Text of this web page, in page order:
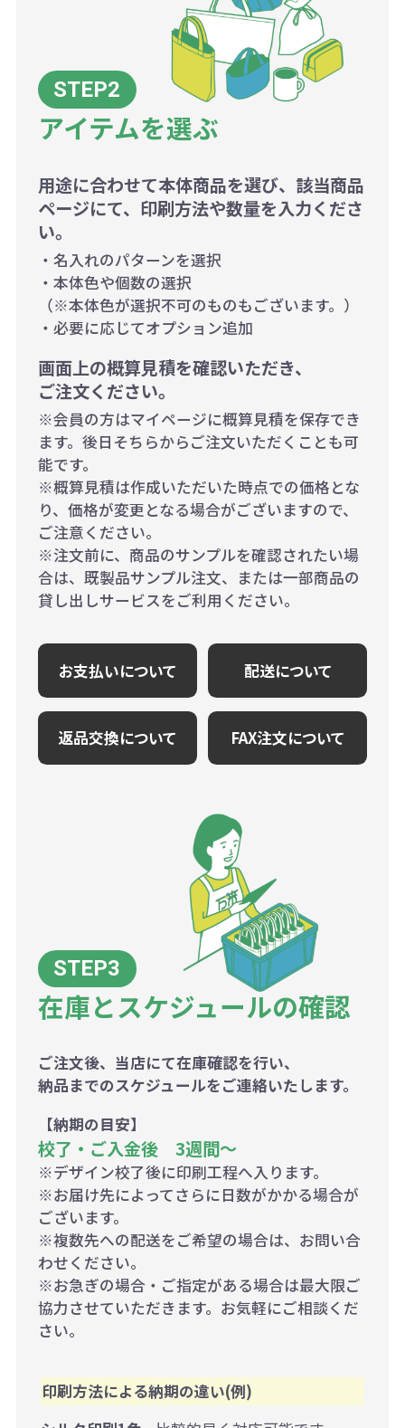
アイテムを選ぶ
用途に合わせて本体商品を選び、該当商品
ページにて、印刷方法や数量を入力くださ
い。
・名入れのパターンを選択
・本体色や個数の選択
（※本体色が選択不可のものもございます。）
・必要に応じてオプション追加
画面上の概算見積を確認いただき、
ご注文ください。
※会員の方はマイページに概算見積を保存でき
ます。後日そちらからご注文いただくことも可
能です。
※概算見積は作成いただいた時点での価格とな
り、価格が変更となる場合がございますので、
ご注意ください。
※注文前に、商品のサンプルを確認されたい場
合は、既製品サンプル注文、または一部商品の
貸し出しサービスをご利用ください。
お支払いについて 配送について
返品交換について FAX注文について
在庫とスケジュールの確認
ご注文後、当店にて在庫確認を行い、
納品までのスケジュールをご連絡いたします。
【納期の目安】
校了・ご入金後 3週間～
※デザイン校了後に印刷工程へ入ります。
※お届け先によってさらに日数がかかる場合が
ございます。
※複数先への配送をご希望の場合は、お問い合
わせください。
※お急ぎの場合・ご指定がある場合は最大限ご
協力させていただきます。お気軽にご相談くだ
さい。
印刷方法による納期の違い(例)